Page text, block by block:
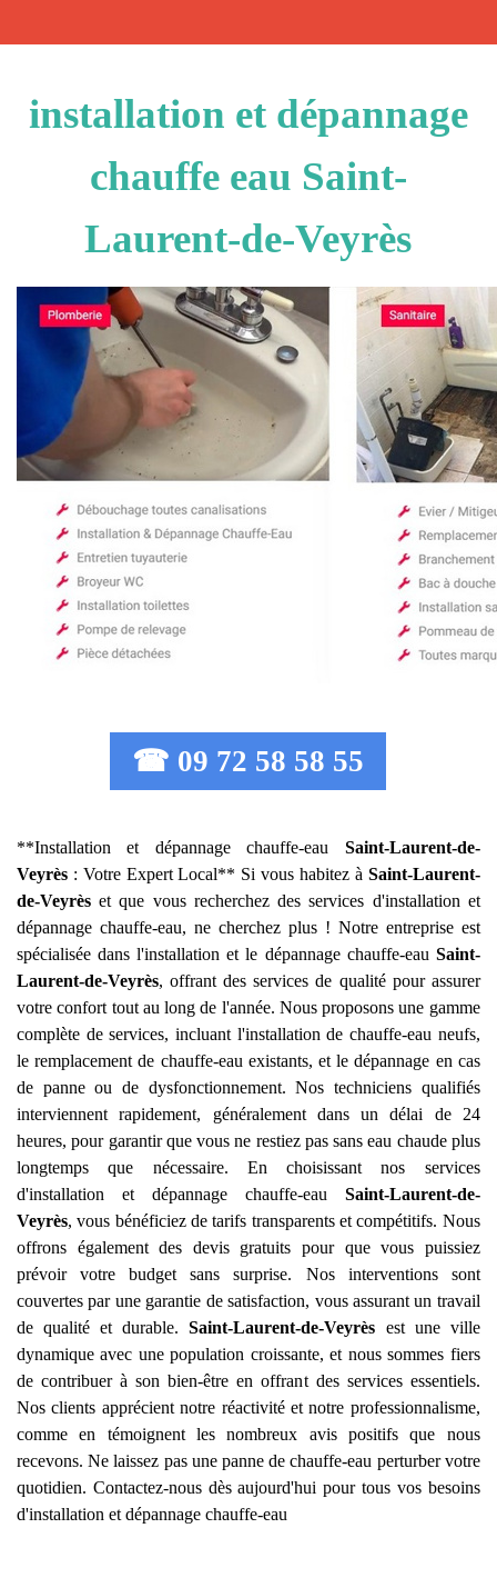
installation et dépannage
chauffe eau Saint-
Laurent-de-Veyrès
☎ 09 72 58 58 55
**Installation et dépannage chauffe-eau Saint-Laurent-de-
Veyrès : Votre Expert Local** Si vous habitez à Saint-Laurent-
de-Veyrès et que vous recherchez des services d'installation et
dépannage chauffe-eau, ne cherchez plus ! Notre entreprise est
spécialisée dans l'installation et le dépannage chauffe-eau Saint-
Laurent-de-Veyrès, offrant des services de qualité pour assurer
votre confort tout au long de l'année. Nous proposons une gamme
complète de services, incluant l'installation de chauffe-eau neufs,
le remplacement de chauffe-eau existants, et le dépannage en cas
de panne ou de dysfonctionnement. Nos techniciens qualifiés
interviennent rapidement, généralement dans un délai de 24
heures, pour garantir que vous ne restiez pas sans eau chaude plus
longtemps que nécessaire. En choisissant nos services
d'installation et dépannage chauffe-eau Saint-Laurent-de-
Veyrès, vous bénéficiez de tarifs transparents et compétitifs. Nous
offrons également des devis gratuits pour que vous puissiez
prévoir votre budget sans surprise. Nos interventions sont
couvertes par une garantie de satisfaction, vous assurant un travail
de qualité et durable.Saint-Laurent-de-Veyrès est une ville
dynamique avec une population croissante, et nous sommes fiers
de contribuer à son bien-être en offrant des services essentiels.
Nos clients apprécient notre réactivité et notre professionnalisme,
comme en témoignent les nombreux avis positifs que nous
recevons. Ne laissez pas une panne de chauffe-eau perturber votre
quotidien. Contactez-nous dès aujourd'hui pour tous vos besoins
d'installation et dépannage chauffe-eau